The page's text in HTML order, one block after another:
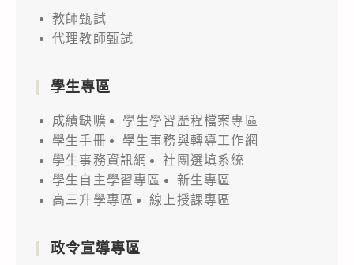
教師甄試
代理教師甄試
學生專區
成績缺曠
學生學習歷程檔案專區
學生手冊
學生事務與轉導工作網
學生事務資訊網
社團選填系統
學生自主學習專區
新生專區
高三升學專區
線上授課專區
政令宣導專區